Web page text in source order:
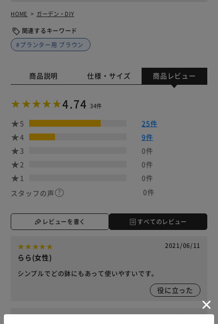
HOME ガーデン・DIY
関連するキーワード
#プランター用 ブラウン
商品説明 仕様・サイズ 商品レビュー
4.74 34件
5
25件
4
9件
3
0件
2
0件
1
0件
スタッフの声
0件
レビューを書く すべてのレビュー
2021/06/11
らら(女性)
シンプルでどの鉢にもあって使いやすいです。
役に立った
2021/03/08